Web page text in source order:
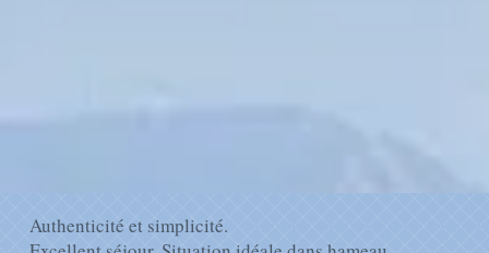
Authenticité et simplicité.